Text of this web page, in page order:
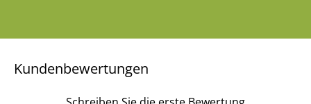
Kundenbewertungen